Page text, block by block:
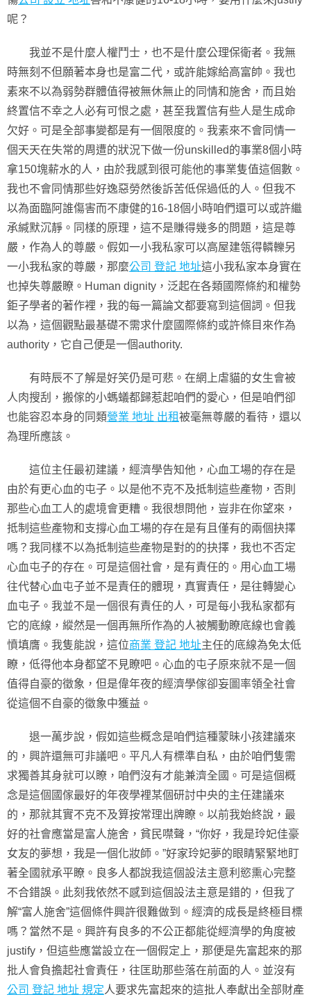
呢？
我並不是什麼人權鬥士，也不是什麼公理保衛者。我無
時無刻不但願著本身也是富二代，或許能嫁給高富帥。我也
素來不以為弱勢群體值得被無休無止的同情和施舍，而且始
終置信不幸之人必有可恨之處，甚至我置信有些人是生成命
欠好。可是全部事變都是有一個限度的。我素來不會同情一
個天天在失常的周遭的狀況下做一份unskilled的事業8個小時
拿150塊薪水的人，由於我感到很可能他的事業隻值這個數。
我也不會同情那些好逸惡勞然後訴苦低保過低的人。但我不
以為面臨阿誰傷害而不康健的16-18個小時咱們還可以或許繼
承緘默沉靜。同樣的原理，這不是賺得幾多的問題，這是尊
嚴，作為人的尊嚴。假如一小我私家可以高屋建瓴得轔轢另
一小我私家的尊嚴，那麼公司 登記 地址這小我私家本身實在
也掉失尊嚴瞭。Human dignity，泛起在各類國際條約和權勢
鉅子學者的著作裡，我的每一篇論文都要寫到這個詞。但我
以為，這個觀點最基礎不需求什麼國際條約或許條目來作為
authority，它自己便是一個authority.
有時辰不了解是好笑仍是可悲。在網上虐貓的女生會被
人肉搜刮，搬傢的小螞蟻都歸惹起咱們的愛心，但是咱們卻
也能容忍本身的同類營業 地址 出租被毫無尊嚴的看待，還以
為理所應該。
這位主任最初建議，經濟學告知他，心血工場的存在是
由於有更心血的屯子。以是他不克不及抵制這些產物，否則
那些心血工人的處境會更糟。我很想問他，豈非在你望來，
抵制這些產物和支撐心血工場的存在是有且僅有的兩個抉擇
嗎？我同樣不以為抵制這些產物是對的的抉擇，我也不否定
心血屯子的存在。可是這個社會，是有責任的。用心血工場
往代替心血屯子並不是責任的體現，真實責任，是往轉變心
血屯子。我並不是一個很有責任的人，可是每小我私家都有
它的底線，縱然是一個再無所作為的人被觸動瞭底線也會義
憤填膺。我隻能說，這位商業 登記 地址主任的底線為免太低
瞭，低得他本身都望不見瞭吧。心血的屯子原來就不是一個
值得自豪的徵象，但是偉年夜的經濟學傢卻妄圖率領全社會
從這個不自豪的徵象中獲益。
退一萬步說，假如這些概念是咱們這種蒙昧小孩建議來
的，興許還無可非議吧。平凡人有標準自私，由於咱們隻需
求獨善其身就可以瞭，咱們沒有才能兼濟全國。可是這個概
念是這個國傢最好的年夜學裡某個研討中央的主任建議來
的，那就其實不克不及算按常理出牌瞭。以前我始終說，最
好的社會應當是富人施舍，貧民噤聲，“你好，我是玲妃佳豪
女友的夢想，我是一個化妝師。”好家玲妃夢的眼睛緊緊地盯
著全國就承平瞭。良多人都說我這個設法主意利慾熏心完整
不合錯誤。此刻我依然不感到這個設法主意是錯的，但我了
解“富人施舍”這個條件興許很難做到。經濟的成長是終極目標
嗎？當然不是。興許有良多的不公正都能從經濟學的角度被
justify，但這些應當設立在一個假定上，那便是先富起來的那
批人會負擔起社會責任，往匡助那些落在前面的人。並沒有
公司 登記 地址 規定人要求先富起來的這批人奉獻出全部財產